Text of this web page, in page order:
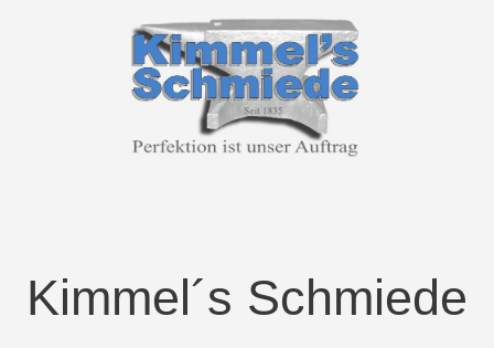
Kimmel´s Schmiede